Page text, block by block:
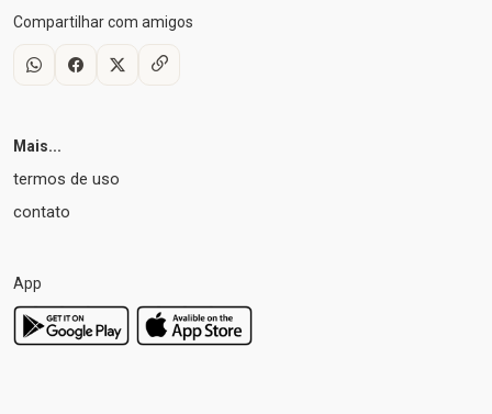
Compartilhar com amigos
Mais...
termos de uso
contato
App